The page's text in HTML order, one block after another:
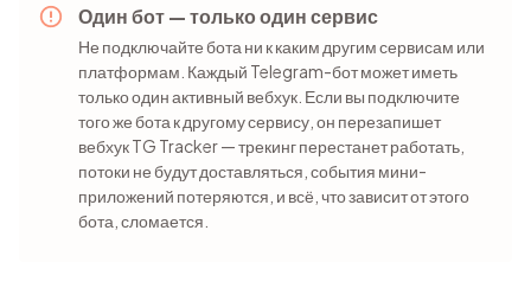
Один бот — только один сервис
Не подключайте бота ни к каким другим сервисам или
платформам. Каждый Telegram-бот может иметь
только один активный вебхук. Если вы подключите
того же бота к другому сервису, он перезапишет
вебхук TG Tracker — трекинг перестанет работать,
потоки не будут доставляться, события мини-
приложений потеряются, и всё, что зависит от этого
бота, сломается.